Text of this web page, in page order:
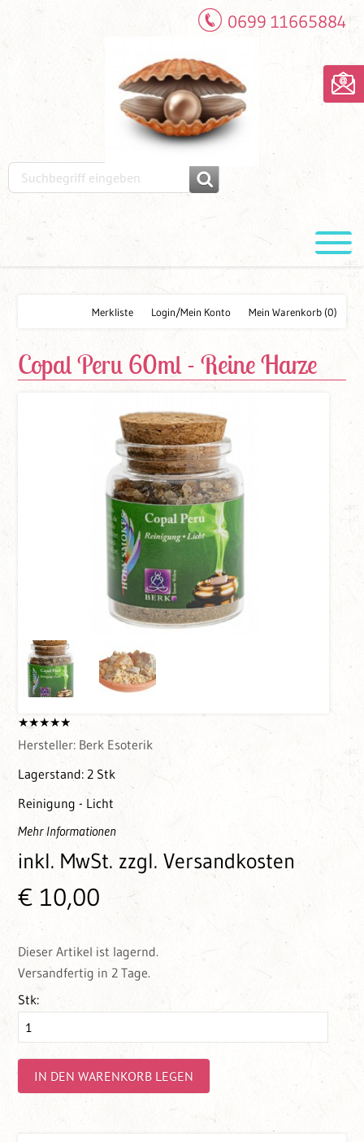
0699 11665884
Mein Warenkorb (0)
Login/Mein Konto
Merkliste
Copal Peru 60ml - Reine Harze
Hersteller: Berk Esoterik
Lagerstand: 2 Stk
Reinigung - Licht
Mehr Informationen
inkl. MwSt. zzgl. Versandkosten
€ 10,00
Dieser Artikel ist lagernd.
Versandfertig in 2 Tage.
Stk:
IN DEN WARENKORB LEGEN